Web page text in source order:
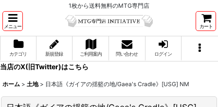
1枚から送料無料のMTG専門店
メニュー カート
カテゴリ 新規登録 ご利用案内 問い合わせ ログイン
当店のX(旧Twitter)はこちら
ホーム > 土地 > 日本語《ガイアの揺籃の地/Gaea's Cradle》[USG] NM